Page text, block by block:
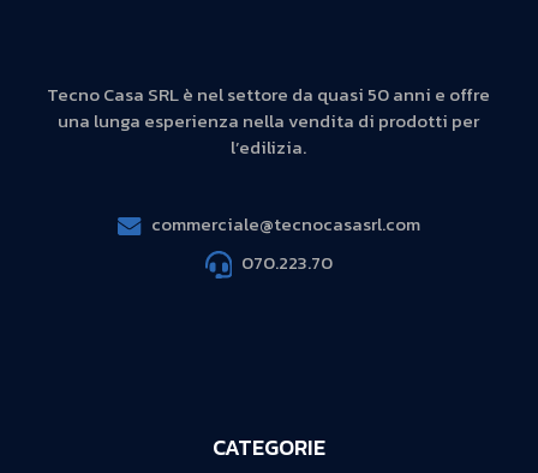
Tecno Casa SRL è nel settore da quasi 50 anni e offre
una lunga esperienza nella vendita di prodotti per
l’edilizia.
commerciale@tecnocasasrl.com
070.223.70
CATEGORIE